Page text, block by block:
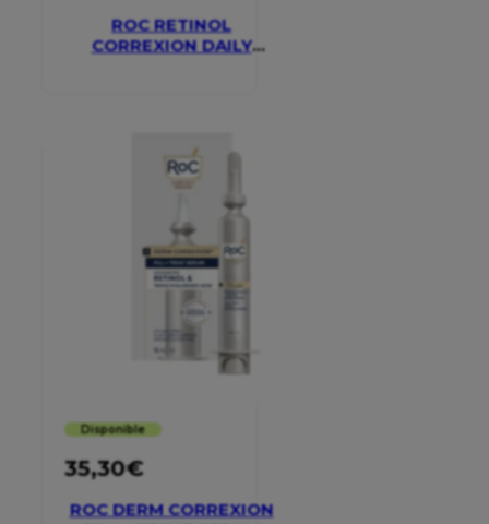
ROC RETINOL
CORREXION DAILY
Disponible
35,30€
ROC DERM CORREXION